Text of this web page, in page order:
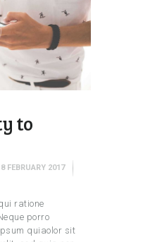
to
8 FEBRUARY 2017
ratione
porro
quiaolor sit